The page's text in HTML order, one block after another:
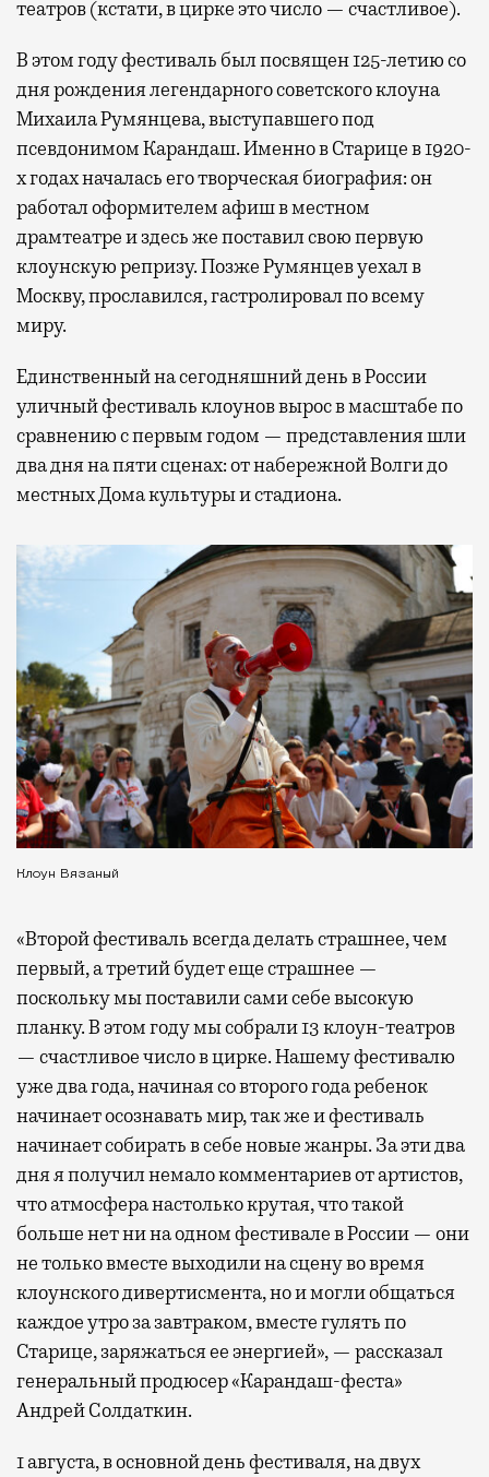
театров (кстати, в цирке это число — счастливое).
В этом году фестиваль был посвящен 125-летию со
дня рождения легендарного советского клоуна
Михаила Румянцева, выступавшего под
псевдонимом Карандаш. Именно в Старице в 1920-
х годах началась его творческая биография: он
работал оформителем афиш в местном
драмтеатре и здесь же поставил свою первую
клоунскую репризу. Позже Румянцев уехал в
Москву, прославился, гастролировал по всему
миру.
Единственный на сегодняшний день в России
уличный фестиваль клоунов вырос в масштабе по
сравнению с первым годом — представления шли
два дня на пяти сценах: от набережной Волги до
местных Дома культуры и стадиона.
Клоун Вязаный
«Второй фестиваль всегда делать страшнее, чем
первый, а третий будет еще страшнее —
поскольку мы поставили сами себе высокую
планку. В этом году мы собрали 13 клоун-театров
— счастливое число в цирке. Нашему фестивалю
уже два года, начиная со второго года ребенок
начинает осознавать мир, так же и фестиваль
начинает собирать в себе новые жанры. За эти два
дня я получил немало комментариев от артистов,
что атмосфера настолько крутая, что такой
больше нет ни на одном фестивале в России — они
не только вместе выходили на сцену во время
клоунского дивертисмента, но и могли общаться
каждое утро за завтраком, вместе гулять по
Старице, заряжаться ее энергией», — рассказал
генеральный продюсер «Карандаш-феста»
Андрей Солдаткин.
1 августа, в основной день фестиваля, на двух